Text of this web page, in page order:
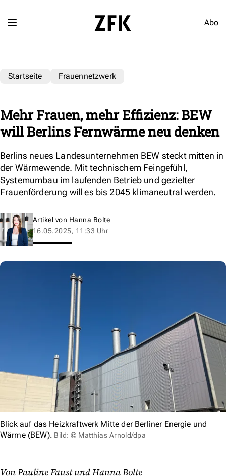
Abo
Startseite Frauennetzwerk
Mehr Frauen, mehr Effizienz: BEW
will Berlins Fernwärme neu denken
Berlins neues Landesunternehmen BEW steckt mitten in
der Wärmewende. Mit technischem Feingefühl,
Systemumbau im laufenden Betrieb und gezielter
Frauenförderung will es bis 2045 klimaneutral werden.
Artikel von Hanna Bolte
16.05.2025, 11:33 Uhr
Blick auf das Heizkraftwerk Mitte der Berliner Energie und
Wärme (BEW). Bild: © Matthias Arnold/dpa
Von Pauline Faust und Hanna Bolte